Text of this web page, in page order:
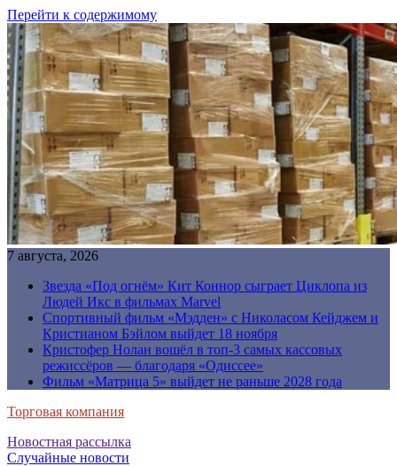
Перейти к содержимому
7 августа, 2026
Звезда «Под огнём» Кит Коннор сыграет Циклопа из
Людей Икс в фильмах Marvel
Спортивный фильм «Мэдден» с Николасом Кейджем и
Кристианом Бэйлом выйдет 18 ноября
Кристофер Нолан вошёл в топ-3 самых кассовых
режиссёров — благодаря «Одиссее»
Фильм «Матрица 5» выйдет не раньше 2028 года
Торговая компания
Новостная рассылка
Случайные новости